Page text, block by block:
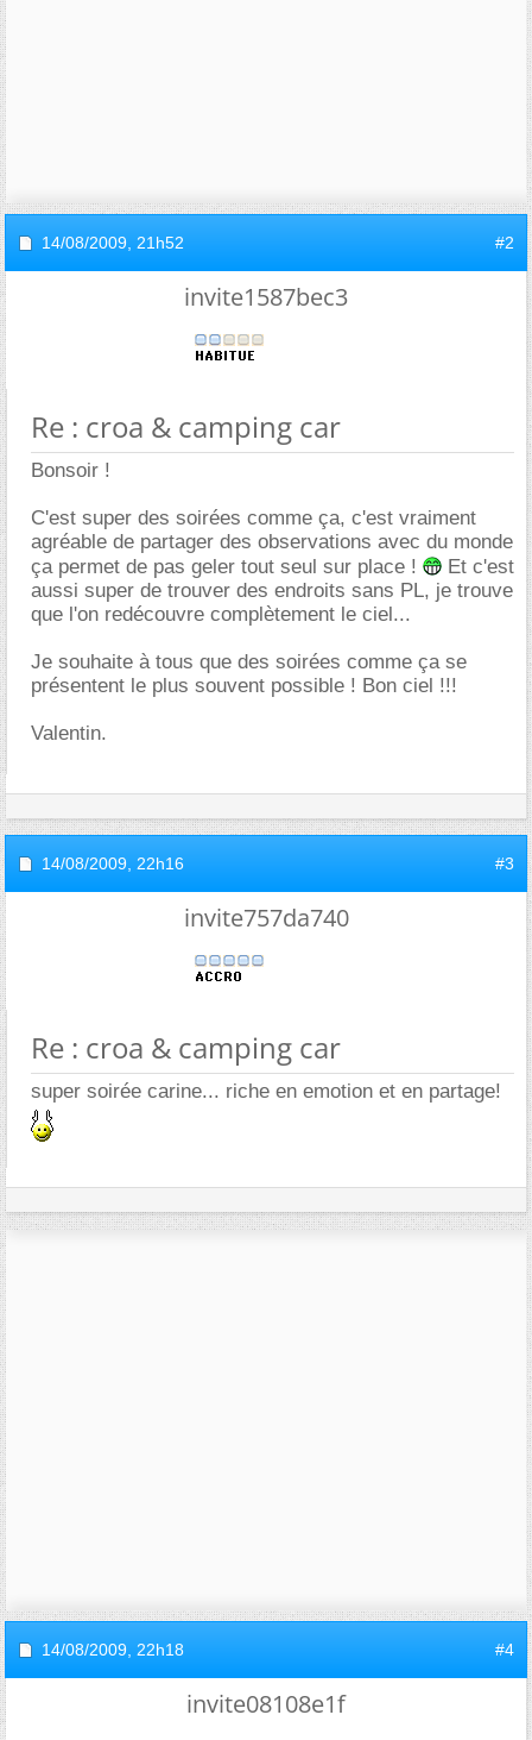
14/08/2009, 21h52 #2
invite1587bec3
Re : croa & camping car
Bonsoir !
C'est super des soirées comme ça, c'est vraiment
agréable de partager des observations avec du monde
ça permet de pas geler tout seul sur place !
Et c'est
aussi super de trouver des endroits sans PL, je trouve
que l'on redécouvre complètement le ciel...
Je souhaite à tous que des soirées comme ça se
présentent le plus souvent possible ! Bon ciel !!!
Valentin.
14/08/2009, 22h16 #3
invite757da740
Re : croa & camping car
super soirée carine... riche en emotion et en partage!
14/08/2009, 22h18 #4
invite08108e1f